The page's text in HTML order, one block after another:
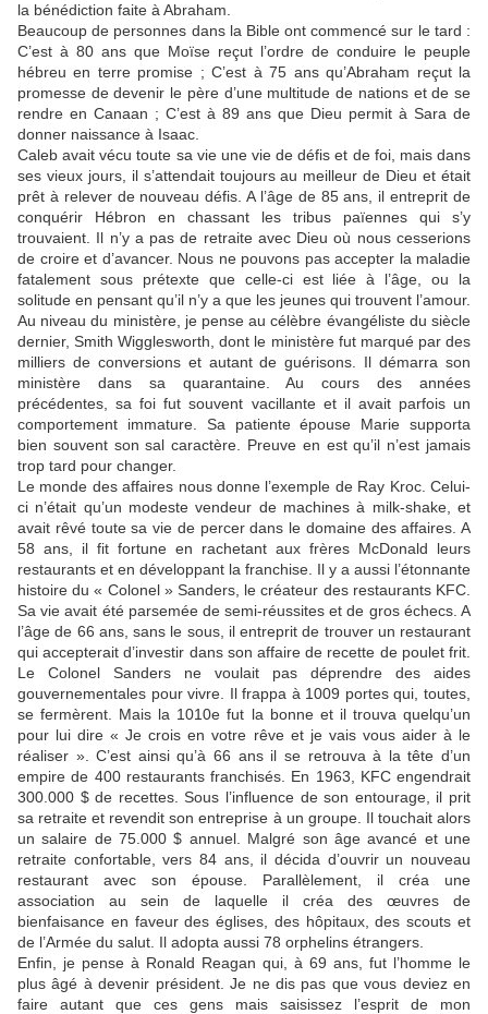
la bénédiction faite à Abraham.
Beaucoup de personnes dans la Bible ont commencé sur le tard :
C’est à 80 ans que Moïse reçut l’ordre de conduire le peuple
hébreu en terre promise ; C’est à 75 ans qu’Abraham reçut la
promesse de devenir le père d’une multitude de nations et de se
rendre en Canaan ; C’est à 89 ans que Dieu permit à Sara de
donner naissance à Isaac.
Caleb avait vécu toute sa vie une vie de défis et de foi, mais dans
ses vieux jours, il s’attendait toujours au meilleur de Dieu et était
prêt à relever de nouveau défis. A l’âge de 85 ans, il entreprit de
conquérir Hébron en chassant les tribus païennes qui s’y
trouvaient. Il n’y a pas de retraite avec Dieu où nous cesserions
de croire et d’avancer. Nous ne pouvons pas accepter la maladie
fatalement sous prétexte que celle-ci est liée à l’âge, ou la
solitude en pensant qu’il n’y a que les jeunes qui trouvent l’amour.
Au niveau du ministère, je pense au célèbre évangéliste du siècle
dernier, Smith Wigglesworth, dont le ministère fut marqué par des
milliers de conversions et autant de guérisons. Il démarra son
ministère dans sa quarantaine. Au cours des années
précédentes, sa foi fut souvent vacillante et il avait parfois un
comportement immature. Sa patiente épouse Marie supporta
bien souvent son sal caractère. Preuve en est qu’il n’est jamais
trop tard pour changer.
Le monde des affaires nous donne l’exemple de Ray Kroc. Celui-
ci n’était qu’un modeste vendeur de machines à milk-shake, et
avait rêvé toute sa vie de percer dans le domaine des affaires. A
58 ans, il fit fortune en rachetant aux frères McDonald leurs
restaurants et en développant la franchise. Il y a aussi l’étonnante
histoire du « Colonel » Sanders, le créateur des restaurants KFC.
Sa vie avait été parsemée de semi-réussites et de gros échecs. A
l’âge de 66 ans, sans le sous, il entreprit de trouver un restaurant
qui accepterait d’investir dans son affaire de recette de poulet frit.
Le Colonel Sanders ne voulait pas déprendre des aides
gouvernementales pour vivre. Il frappa à 1009 portes qui, toutes,
se fermèrent. Mais la 1010e fut la bonne et il trouva quelqu’un
pour lui dire « Je crois en votre rêve et je vais vous aider à le
réaliser ». C’est ainsi qu’à 66 ans il se retrouva à la tête d’un
empire de 400 restaurants franchisés. En 1963, KFC engendrait
300.000 $ de recettes. Sous l’influence de son entourage, il prit
sa retraite et revendit son entreprise à un groupe. Il touchait alors
un salaire de 75.000 $ annuel. Malgré son âge avancé et une
retraite confortable, vers 84 ans, il décida d’ouvrir un nouveau
restaurant avec son épouse. Parallèlement, il créa une
association au sein de laquelle il créa des œuvres de
bienfaisance en faveur des églises, des hôpitaux, des scouts et
de l’Armée du salut. Il adopta aussi 78 orphelins étrangers.
Enfin, je pense à Ronald Reagan qui, à 69 ans, fut l’homme le
plus âgé à devenir président. Je ne dis pas que vous deviez en
faire autant que ces gens mais saisissez l’esprit de mon